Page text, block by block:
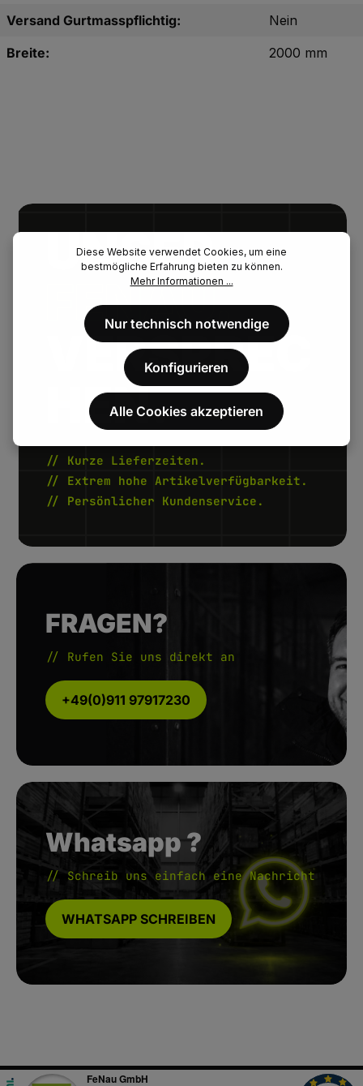
Versand Gurtmasspflichtig:
Nein
Breite:
2000 mm
UNSER.
FENAU.
VERSPREC
HEN.
// Kurze Lieferzeiten.
// Extrem hohe Artikelverfügbarkeit.
// Persönlicher Kundenservice.
FRAGEN?
// Rufen Sie uns direkt an
+49(0)911 97917230
Whatsapp ?
// Schreib uns einfach eine Nachricht
WHATSAPP SCHREIBEN
Diese Website verwendet Cookies, um eine
bestmögliche Erfahrung bieten zu können.
Mehr Informationen ...
Nur technisch notwendige
Konfigurieren
Alle Cookies akzeptieren